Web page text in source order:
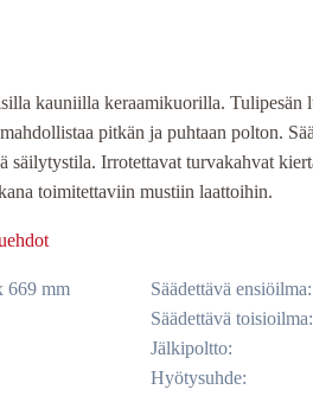
kauniilla keraamikuorilla. Tulipesän
pitkän ja puhtaan polton.
säilytystila. Irrotettavat turvakahvat
toimitettaviin mustiin laattoihin.
669 mm Säädettävä ensiöilma:
Säädettävä toisioilma:
Jälkipoltto:
Hyötysuhde: